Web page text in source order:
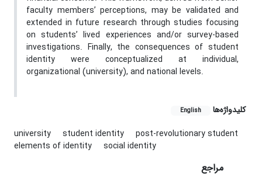
faculty members’ perceptions, may be validated and
extended in future research through studies focusing
on students’ lived experiences and/or survey-based
investigations. Finally, the consequences of student
identity were conceptualized at individual,
organizational (university), and national levels.
کلیدواژه‌ها English
university student identity
post-revolutionary student
elements of identity
social identity
مراجع